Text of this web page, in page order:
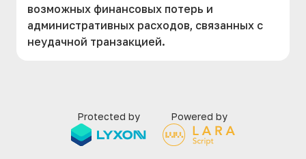
возможных финансовых потерь и
административных расходов, связанных с
неудачной транзакцией.
Protected by Powered by